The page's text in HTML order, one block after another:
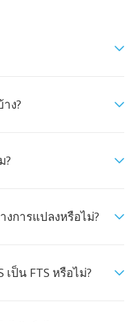
ง?
?
การแปลงหรือไม่?
ป็น FTS หรือไม่?